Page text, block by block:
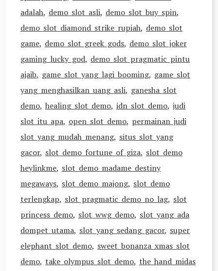
adalah, demo slot asli, demo slot buy spin,
demo slot diamond strike rupiah, demo slot
game, demo slot greek gods, demo slot joker
gaming lucky god, demo slot pragmatic pintu
ajaib, game slot yang lagi booming, game slot
yang menghasilkan uang asli, ganesha slot
demo, healing slot demo, idn slot demo, judi
slot itu apa, open slot demo, permainan judi
slot yang mudah menang, situs slot yang
gacor, slot demo fortune of giza, slot demo
heylinkme, slot demo madame destiny
megaways, slot demo majong, slot demo
terlengkap, slot pragmatic demo no lag, slot
princess demo, slot wwg demo, slot yang ada
dompet utama, slot yang sedang gacor, super
elephant slot demo, sweet bonanza xmas slot
demo, take olympus slot demo, the hand midas